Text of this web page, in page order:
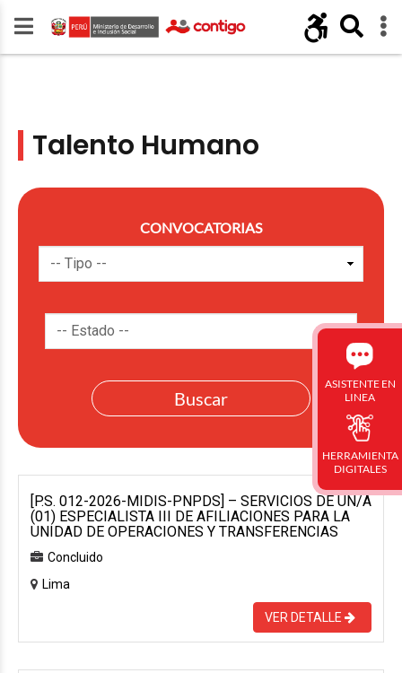
Talento Humano
CONVOCATORIAS
[P.S. 012-2026-MIDIS-PNPDS] – SERVICIOS DE UN/A
(01) ESPECIALISTA III DE AFILIACIONES PARA LA
UNIDAD DE OPERACIONES Y TRANSFERENCIAS
Concluido
Lima
VER DETALLE
ASISTENTE EN
LINEA
HERRAMIENTA
DIGITALES